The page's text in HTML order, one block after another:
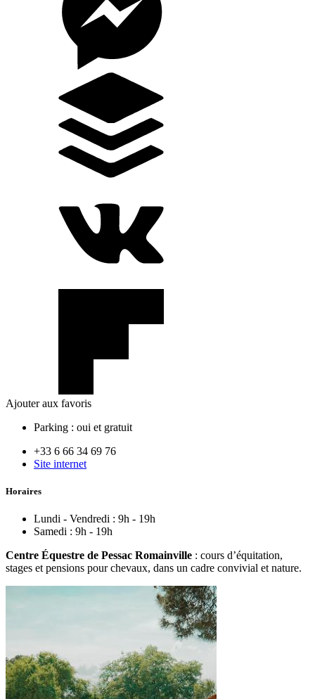
Ajouter aux favoris
Parking : oui et gratuit
+33 6 66 34 69 76
Site internet
Horaires
Lundi - Vendredi : 9h - 19h
Samedi : 9h - 19h
Centre Équestre de Pessac Romainville : cours d’équitation,
stages et pensions pour chevaux, dans un cadre convivial et nature.